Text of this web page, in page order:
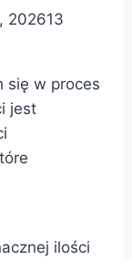
202613
się w proces
jest
ilości